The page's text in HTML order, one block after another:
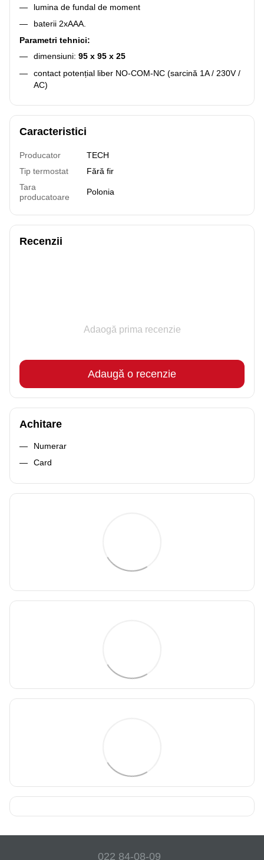
lumina de fundal de moment
baterii 2xAAA.
Parametri tehnici:
dimensiuni: 95 x 95 x 25
contact potențial liber NO-COM-NC (sarcină 1A / 230V /
AC)
Caracteristici
Producator
TECH
Tip termostat
Fără fir
Tara
producatoare
Polonia
Recenzii
Adaogă prima recenzie
Adaugă o recenzie
Achitare
Numerar
Card
022 84-08-09